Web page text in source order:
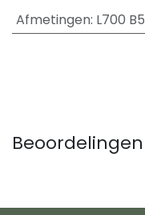
Afmetingen: L700
Beoordelingen